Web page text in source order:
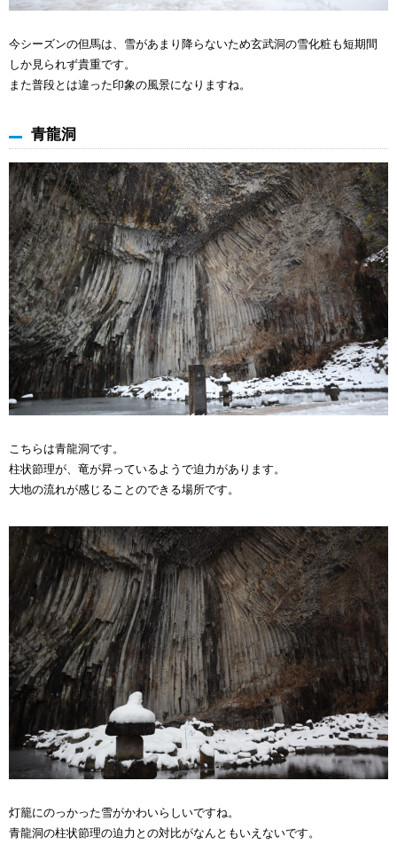
今シーズンの但馬は、雪があまり降らないため玄武洞の雪化粧も短期間
しか見られず貴重です。
また普段とは違った印象の風景になりますね。
青龍洞
こちらは青龍洞です。
柱状節理が、竜が昇っているようで迫力があります。
大地の流れが感じることのできる場所です。
灯籠にのっかった雪がかわいらしいですね。
青龍洞の柱状節理の迫力との対比がなんともいえないです。